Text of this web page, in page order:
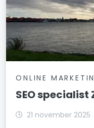
ONLINE
SEO
21 november 2025